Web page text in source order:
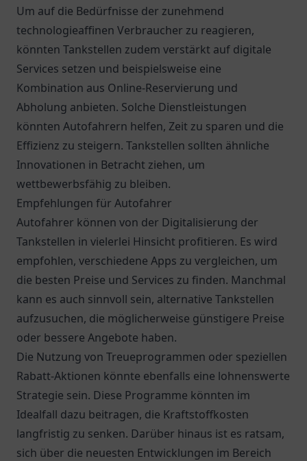
Um auf die Bedürfnisse der zunehmend
technologieaffinen Verbraucher zu reagieren,
könnten Tankstellen zudem verstärkt auf digitale
Services setzen und beispielsweise eine
Kombination aus Online-Reservierung und
Abholung anbieten. Solche Dienstleistungen
könnten Autofahrern helfen, Zeit zu sparen und die
Effizienz zu steigern. Tankstellen sollten ähnliche
Innovationen in Betracht ziehen, um
wettbewerbsfähig zu bleiben.
Empfehlungen für Autofahrer
Autofahrer können von der Digitalisierung der
Tankstellen in vielerlei Hinsicht profitieren. Es wird
empfohlen, verschiedene Apps zu vergleichen, um
die besten Preise und Services zu finden. Manchmal
kann es auch sinnvoll sein, alternative Tankstellen
aufzusuchen, die möglicherweise günstigere Preise
oder bessere Angebote haben.
Die Nutzung von Treueprogrammen oder speziellen
Rabatt-Aktionen könnte ebenfalls eine lohnenswerte
Strategie sein. Diese Programme könnten im
Idealfall dazu beitragen, die Kraftstoffkosten
langfristig zu senken. Darüber hinaus ist es ratsam,
sich über die neuesten Entwicklungen im Bereich